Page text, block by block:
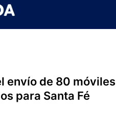
envío de 80 móviles
para Santa Fé